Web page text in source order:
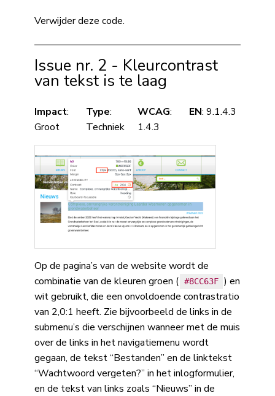
Verwijder deze code.
Issue nr. 2 - Kleurcontrast
van tekst is te laag
Impact:
Groot
Type:
Techniek
WCAG:
1.4.3
EN: 9.1.4.3
Op de pagina’s van de website wordt de
combinatie van de kleuren groen ( #8CC63F ) en
wit gebruikt, die een onvoldoende contrastratio
van 2,0:1 heeft. Zie bijvoorbeeld de links in de
submenu’s die verschijnen wanneer met de muis
over de links in het navigatiemenu wordt
gegaan, de tekst “Bestanden” en de linktekst
“Wachtwoord vergeten?” in het inlogformulier,
en de tekst van links zoals “Nieuws” in de